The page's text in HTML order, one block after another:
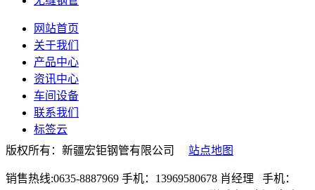
网站首页
关于我们
产品中心
资讯中心
车间设备
联系我们
标签云
版权所有：新疆宏钜钢管有限公司
站点地图
销售热线:0635-8887969 手机：13969580678 肖经理 手机：